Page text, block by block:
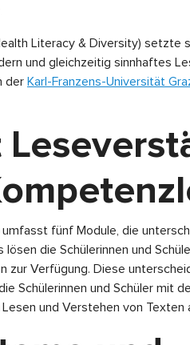
Literacy & Diversity) setzte
und gleichzeitig sinnhaftes
der Karl-Franzens-Universität
fünf Module, die
lösen die Schülerinnen und
zur Verfügung. Diese
Schülerinnen und Schüler mit
und Verstehen von Texten